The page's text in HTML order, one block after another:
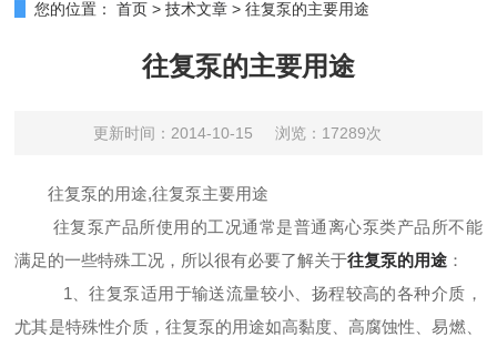
您的位置： 首页 >技术文章 >往复泵的主要用途
往复泵的主要用途
更新时间：2014-10-15 浏览：17289次
往复泵的用途,往复泵主要用途
往复泵产品所使用的工况通常是普通离心泵类产品所不能
满足的一些特殊工况，所以很有必要了解关于往复泵的用途 ：
1、往复泵适用于输送流量较小、扬程较高的各种介质，
尤其是特殊性介质， 往复泵的用途如高黏度、高腐蚀性、易燃、